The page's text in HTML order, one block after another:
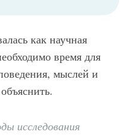
как научная
время для
мыслей и
исследования